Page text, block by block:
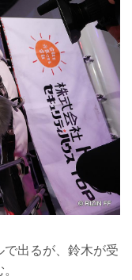
出るが、鈴木が受